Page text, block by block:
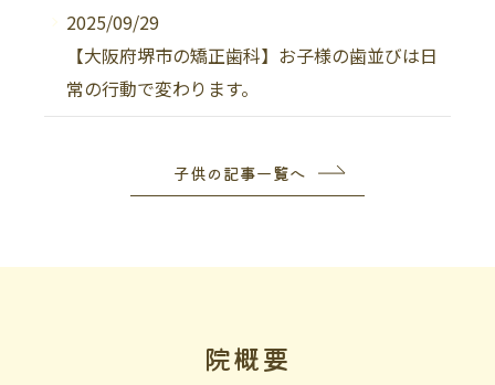
2025/09/29
【大阪府堺市の矯正歯科】お子様の歯並びは日
常の行動で変わります。
子供の記事一覧へ
院概要